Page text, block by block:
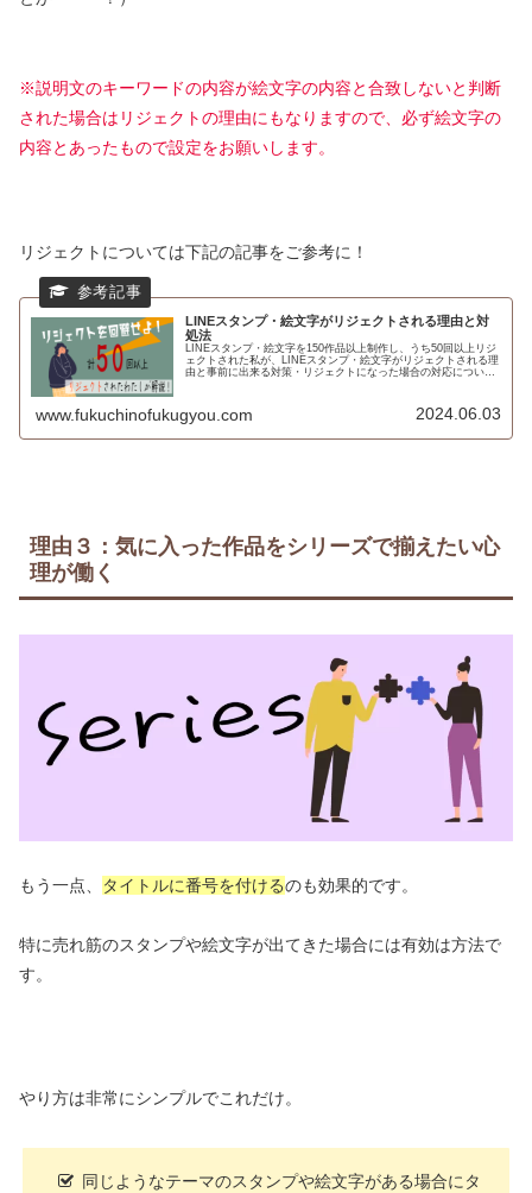
※説明文のキーワードの内容が絵文字の内容と合致しないと判断
された場合はリジェクトの理由にもなりますので、必ず絵文字の
内容とあったもので設定をお願いします。
リジェクトについては下記の記事をご参考に！
LINEスタンプ・絵文字がリジェクトされる理由と対
処法
LINEスタンプ・絵文字を150作品以上制作し、うち50回以上リジ
ェクトされた私が、LINEスタンプ・絵文字がリジェクトされる理
由と事前に出来る対策・リジェクトになった場合の対応について
www.fukuchinofukugyou.com 2024.06.03
理由３：気に入った作品をシリーズで揃えたい心
理が働く
もう一点、 タイトルに番号を付けるのも効果的です。
特に売れ筋のスタンプや絵文字が出てきた場合には有効は方法で
す。
やり方は非常にシンプルでこれだけ。
同じようなテーマのスタンプや絵文字がある場合にタ